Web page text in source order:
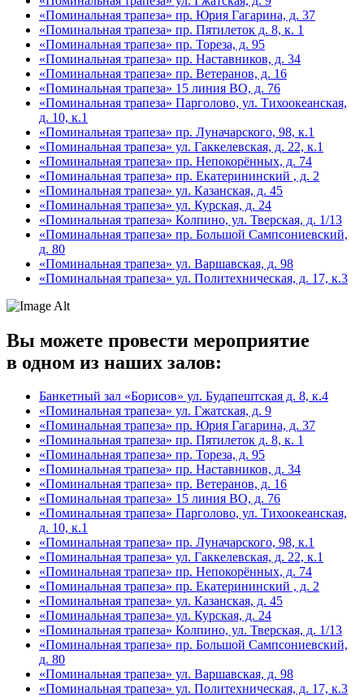
«Поминальная трапеза» пр. Юрия Гагарина, д. 37
«Поминальная трапеза» пр. Пятилеток д. 8, к. 1
«Поминальная трапеза» пр. Тореза, д. 95
«Поминальная трапеза» пр. Наставников, д. 34
«Поминальная трапеза» пр. Ветеранов, д. 16
«Поминальная трапеза» 15 линия ВО, д. 76
«Поминальная трапеза» Парголово, ул. Тихоокеанская,
д. 10, к.1
«Поминальная трапеза» пр. Луначарского, 98, к.1
«Поминальная трапеза» ул. Гаккелевская, д. 22, к.1
«Поминальная трапеза» пр. Непокорённых, д. 74
«Поминальная трапеза» пр. Екатерининский , д. 2
«Поминальная трапеза» ул. Казанская, д. 45
«Поминальная трапеза» ул. Курская, д. 24
«Поминальная трапеза» Колпино, ул. Тверская, д. 1/13
«Поминальная трапеза» пр. Большой Сампсониевский,
д. 80
«Поминальная трапеза» ул. Варшавская, д. 98
«Поминальная трапеза» ул. Политехническая, д. 17, к.3
Вы можете провести мероприятие
в одном из наших залов:
Банкетный зал «Борисов» ул. Будапештская д. 8, к.4
«Поминальная трапеза» ул. Гжатская, д. 9
«Поминальная трапеза» пр. Юрия Гагарина, д. 37
«Поминальная трапеза» пр. Пятилеток д. 8, к. 1
«Поминальная трапеза» пр. Тореза, д. 95
«Поминальная трапеза» пр. Наставников, д. 34
«Поминальная трапеза» пр. Ветеранов, д. 16
«Поминальная трапеза» 15 линия ВО, д. 76
«Поминальная трапеза» Парголово, ул. Тихоокеанская,
д. 10, к.1
«Поминальная трапеза» пр. Луначарского, 98, к.1
«Поминальная трапеза» ул. Гаккелевская, д. 22, к.1
«Поминальная трапеза» пр. Непокорённых, д. 74
«Поминальная трапеза» пр. Екатерининский , д. 2
«Поминальная трапеза» ул. Казанская, д. 45
«Поминальная трапеза» ул. Курская, д. 24
«Поминальная трапеза» Колпино, ул. Тверская, д. 1/13
«Поминальная трапеза» пр. Большой Сампсониевский,
д. 80
«Поминальная трапеза» ул. Варшавская, д. 98
«Поминальная трапеза» ул. Политехническая, д. 17, к.3